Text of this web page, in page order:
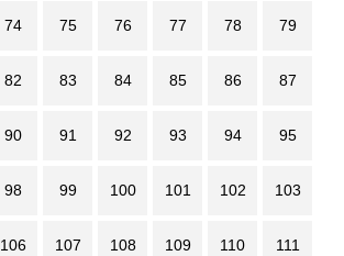
74 75 76 77 78 79
82 83 84 85 86 87
90 91 92 93 94 95
98 99 100 101 102 103
106 107 108 109 110 111